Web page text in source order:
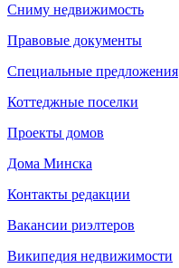
Сниму недвижимость
Правовые документы
Специальные предложения
Коттеджные поселки
Проекты домов
Дома Минска
Контакты редакции
Вакансии риэлтеров
Википедия недвижимости